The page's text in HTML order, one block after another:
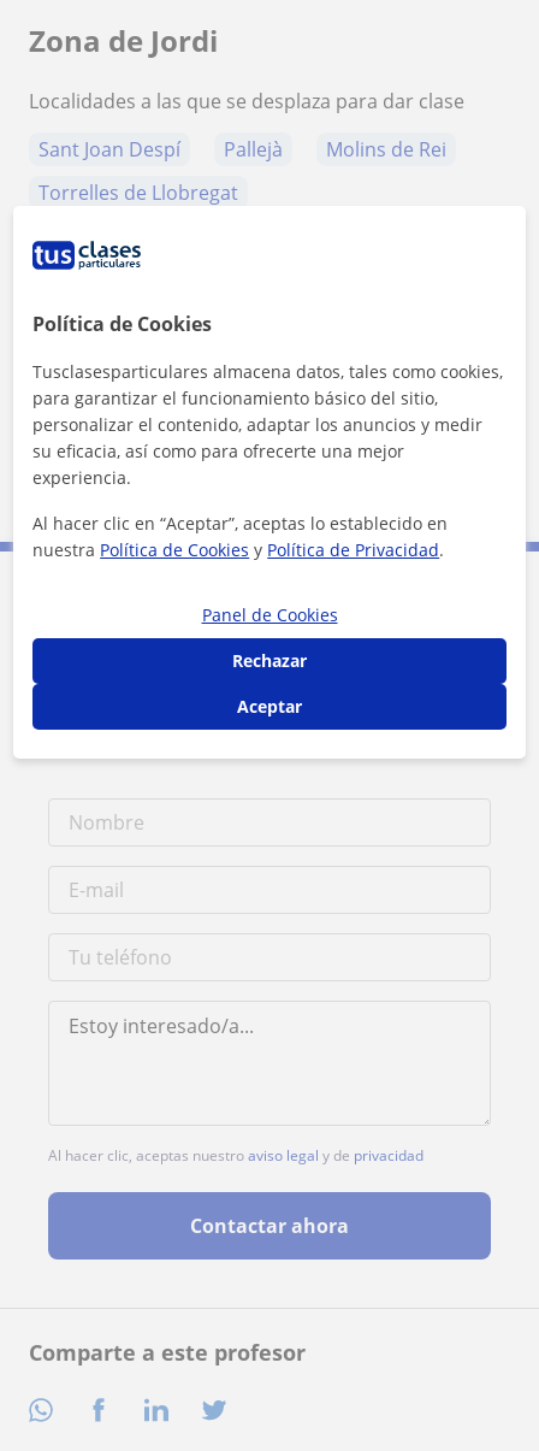
Comparte a este profesor
Zona de Jordi
Localidades a las que se desplaza para dar clase
Sant Joan Despí
Pallejà
Molins de Rei
Torrelles de Llobregat
Sant Vicenç Dels Horts
2 km
Contacta con Jordi
1ª clase gratis
Al hacer clic, aceptas nuestroaviso legal y de privacidad
Contactar ahora
Política de Cookies
Tusclasesparticulares almacena datos, tales como cookies,
para garantizar el funcionamiento básico del sitio,
personalizar el contenido, adaptar los anuncios y medir
su eficacia, así como para ofrecerte una mejor
experiencia.
Al hacer clic en “Aceptar”, aceptas lo establecido en
nuestra Política de Cookies y Política de Privacidad.
Panel de Cookies
Rechazar
Aceptar